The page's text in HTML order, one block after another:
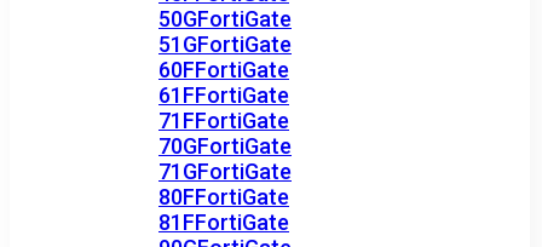
50GFortiGate
51GFortiGate
60FFortiGate
61FFortiGate
71FFortiGate
70GFortiGate
71GFortiGate
80FFortiGate
81FFortiGate